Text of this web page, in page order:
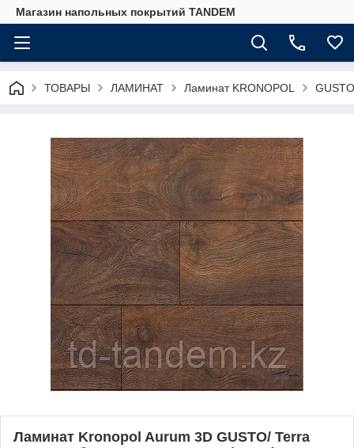
Магазин напольных покрытий TANDEM
ТОВАРЫ ЛАМИНАТ Ламинат KRONOPOL
Ламинат Kronopol Aurum 3D GUSTO/ Terra